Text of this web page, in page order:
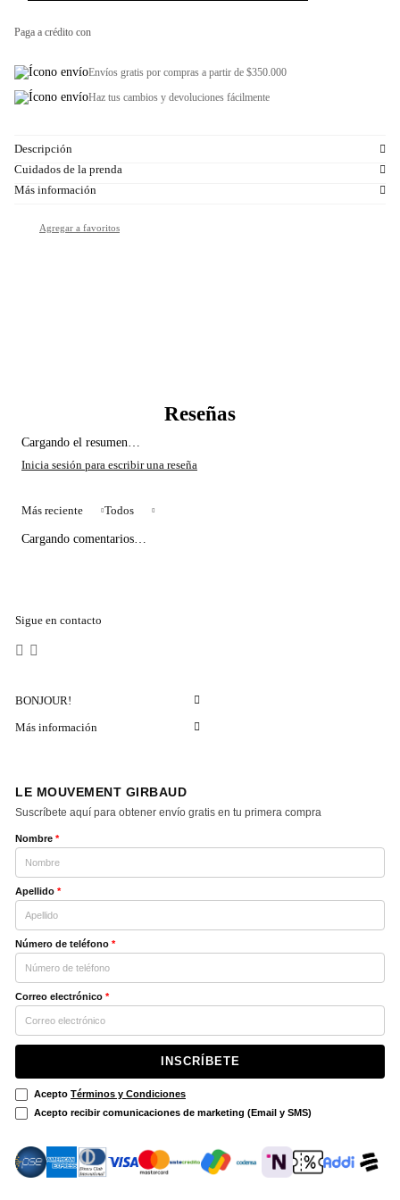
Paga a crédito con
Envíos gratis por compras a partir de $350.000
Haz tus cambios y devoluciones fácilmente
Descripción
Cuidados de la prenda
Más información
Cargando el resumen…
Más reciente Todos
Cargando comentarios…
Sigue en contacto
BONJOUR!
Más información
LE MOUVEMENT GIRBAUD
Suscríbete aquí para obtener envío gratis en tu primera compra
Nombre *
Apellido *
Número de teléfono *
Correo electrónico *
INSCRÍBETE
Acepto Términos y Condiciones
Acepto recibir comunicaciones de marketing (Email y SMS)